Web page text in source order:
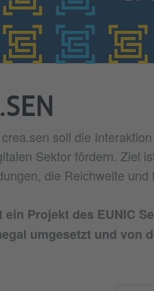
soll die
Sektor fördern. Ziel
die Reichweite
ein Projekt des EUNIC
umgesetzt und von